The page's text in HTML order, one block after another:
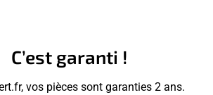
C’est garanti !
vos pièces sont garanties 2 ans.